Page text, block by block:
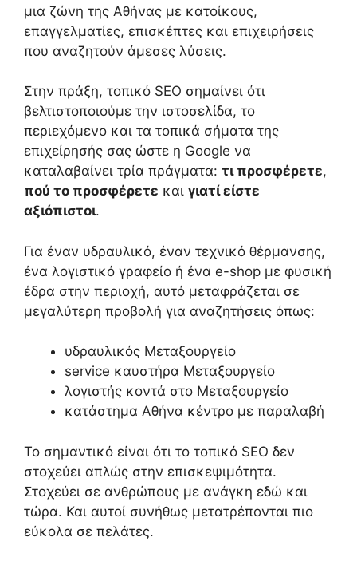
μια ζώνη της Αθήνας με κατοίκους,
επαγγελματίες, επισκέπτες και επιχειρήσεις
που αναζητούν άμεσες λύσεις.
Στην πράξη, τοπικό SEO σημαίνει ότι
βελτιστοποιούμε την ιστοσελίδα, το
περιεχόμενο και τα τοπικά σήματα της
επιχείρησής σας ώστε η Google να
καταλαβαίνει τρία πράγματα: τι προσφέρετε,
πού το προσφέρετε και γιατί είστε
αξιόπιστοι.
Για έναν υδραυλικό, έναν τεχνικό θέρμανσης,
ένα λογιστικό γραφείο ή ένα e-shop με φυσική
έδρα στην περιοχή, αυτό μεταφράζεται σε
μεγαλύτερη προβολή για αναζητήσεις όπως:
υδραυλικός Μεταξουργείο
service καυστήρα Μεταξουργείο
λογιστής κοντά στο Μεταξουργείο
κατάστημα Αθήνα κέντρο με παραλαβή
Το σημαντικό είναι ότι το τοπικό SEO δεν
στοχεύει απλώς στην επισκεψιμότητα.
Στοχεύει σε ανθρώπους με ανάγκη εδώ και
τώρα. Και αυτοί συνήθως μετατρέπονται πιο
εύκολα σε πελάτες.